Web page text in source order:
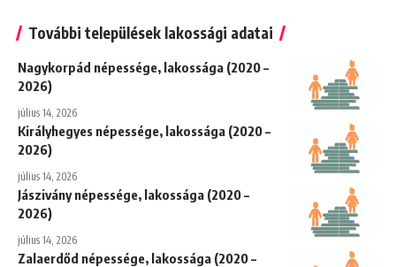
További települések lakossági adatai
Nagykorpád népessége, lakossága (2020 –
2026)
július 14, 2026
Királyhegyes népessége, lakossága (2020 –
2026)
július 14, 2026
Jászivány népessége, lakossága (2020 –
2026)
július 14, 2026
Zalaerdőd népessége, lakossága (2020 –